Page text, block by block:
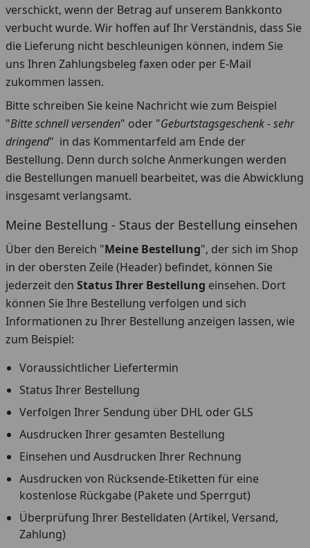
verschickt, wenn der Betrag auf unserem Bankkonto
verbucht wurde. Wir hoffen auf Ihr Verständnis, dass Sie
die Lieferung nicht beschleunigen können, indem Sie
uns Ihren Zahlungsbeleg faxen oder per E-Mail
zukommen lassen.
Bitte schreiben Sie keine Nachricht wie zum Beispiel
"Bitte schnell versenden" oder "Geburtstagsgeschenk - sehr
dringend" in das Kommentarfeld am Ende der
Bestellung. Denn durch solche Anmerkungen werden
die Bestellungen manuell bearbeitet, was die Abwicklung
insgesamt verlangsamt.
Meine Bestellung - Staus der Bestellung einsehen
Über den Bereich "Meine Bestellung", der sich im Shop
in der obersten Zeile (Header) befindet, können Sie
jederzeit den Status Ihrer Bestellung einsehen. Dort
können Sie Ihre Bestellung verfolgen und sich
Informationen zu Ihrer Bestellung anzeigen lassen, wie
zum Beispiel:
Voraussichtlicher Liefertermin
Status Ihrer Bestellung
Verfolgen Ihrer Sendung über DHL oder GLS
Ausdrucken Ihrer gesamten Bestellung
Einsehen und Ausdrucken Ihrer Rechnung
Ausdrucken von Rücksende-Etiketten für eine
kostenlose Rückgabe (Pakete und Sperrgut)
Überprüfung Ihrer Bestelldaten (Artikel, Versand,
Zahlung)